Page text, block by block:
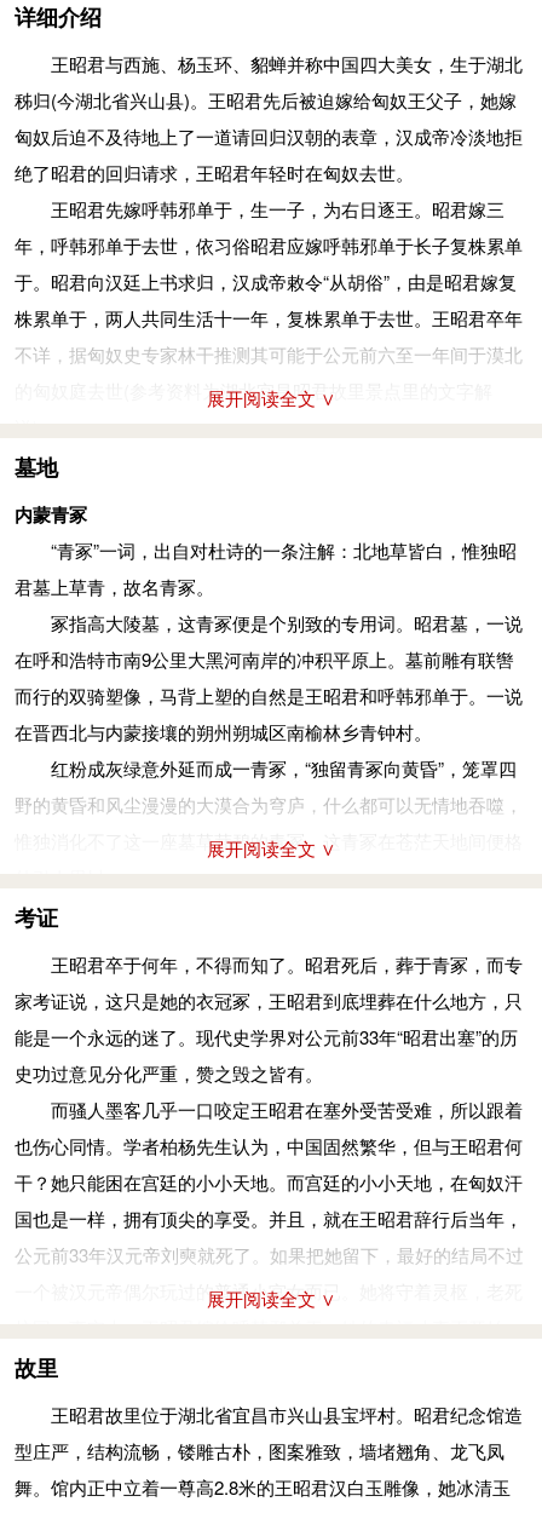
亲”的建议原本是汉高祖时娄敬德提出的，当时的形势是匈奴强
汉弱，吕后只有一女，不忍心将她远嫁番邦，因此和亲一直都是
挑一个宗室的女儿假做公主嫁出去的。不过这回，汉元帝决定挑
一个宫女给他。原因可能是汉元帝时已经汉强匈奴弱，没必要一
定挑皇亲国戚的女儿，皇亲国戚的女儿们毕竟不多，宫女则多的
是；再者，呼韩邪单于此时就在长安，让宗亲的女儿冒充公主，
这么的大事情怎么可能瞒得过他。
话说，汉元帝派人到后宫传话，宫女们在皇宫犹如鸟儿在樊
笼，都争着想出去，但一听是去荒漠遥远的匈奴，一个个起劲的
劲头顿时就没了，不甘心做白头宫女的王昭君毅然请命，自愿去
匈奴。传说中这里还发生了许多故事，比如画师毛延寿的事情
亲事件的重要性。
昭君出塞和亲时望着漫天黄沙，孤雁南飞，不觉幽思自叹，
无限感伤，便弹起琵琶，一首《出塞曲》寄托了浓厚的乡愁和一
丝憧憬，声声催人泪下，而南飞大雁望着惊艳的女子，听着凄婉
的琴声而扑落于平沙之上，遂成“平沙落雁”的千古绝唱。
“昭君出塞”是汉匈交往上的大事，《汉书.匈奴传》和《后汉
书.南匈奴传》都记载了这件事，尤以《后汉书》中的记载绘声绘
色：“昭君字嫱，南郡人也。初，元帝时，以良家子选入掖庭。
时，呼韩邪来朝，帝敕以宫女五人以赐之。昭君入宫数岁，不得
见御，积悲怨，乃请掖庭令求行。呼韩邪临辞大会，帝召五女以
阏氏子代立，欲妻之，昭君上书求归，成帝敕令从胡俗，遂复为
欲留之”等故事性情节非常传神，昭君之美跃然纸上。
婚后
王昭君抵达匈奴后，与呼韩邪单于非常恩爱，被封为“宁胡
阏氏”，并为呼韩邪单于生下一子，取名伊督智牙师，封为右日
逐王。婚后的第三年，即公元前31年，呼韩邪单于逝世。
大阏氏的长子雕陶莫皋继承了单于的职位，依照匈奴的礼
俗，王昭君成了雕陶莫皋的妻子。年轻的单于对王昭君更加怜
爱，夫妻生活十分恩爱甜蜜，接连生下两个女儿，长女叫云，次
女叫当，后来分别嫁给匈奴贵族。
雕陶莫皋与王昭君过了十一年的夫妻生活而去世，这时是汉
有婚姻的绊系，好整以暇地参予匈奴的政治活动，对于匈奴与汉
廷的友好关系，着实产生了不少沟通与调和的作用！
王昭君的兄弟被朝廷封为侯爵，多次奉命出使匈奴，与妹妹
见面，王昭君的两个女儿曾到长安皇宫侍候过太皇太后，这位太
详细介绍
王昭君与西施、杨玉环、貂蝉并称中国四大美女，生于湖北
秭归(今湖北省兴山县)。王昭君先后被迫嫁给匈奴王父子，她嫁
匈奴后迫不及待地上了一道请回归汉朝的表章，汉成帝冷淡地拒
绝了昭君的回归请求，王昭君年轻时在匈奴去世。
王昭君先嫁呼韩邪单于，生一子，为右日逐王。昭君嫁三
年，呼韩邪单于去世，依习俗昭君应嫁呼韩邪单于长子复株累单
于。昭君向汉廷上书求归，汉成帝敕令“从胡俗”，由是昭君嫁复
株累单于，两人共同生活十一年，复株累单于去世。王昭君卒年
不详，据匈奴史专家林干推测其可能于公元前六至一年间于漠北
的匈奴庭去世(参考资料为湖北宜昌昭君故里景点里的文字解
公元前31年，呼韩邪单于去世，留下一子，名伊屠智伢师，
展开阅读全文 ∨
墓地
内蒙青冢
“青冢”一词，出自对杜诗的一条注解：北地草皆白，惟独昭
君墓上草青，故名青冢。
冢指高大陵墓，这青冢便是个别致的专用词。昭君墓，一说
在呼和浩特市南9公里大黑河南岸的冲积平原上。墓前雕有联辔
而行的双骑塑像，马背上塑的自然是王昭君和呼韩邪单于。一说
在晋西北与内蒙接壤的朔州朔城区南榆林乡青钟村。
红粉成灰绿意外延而成一青冢，“独留青冢向黄昏”，笼罩四
野的黄昏和风尘漫漫的大漠合为穹庐，什么都可以无情地吞噬，
惟独消化不了这一座墓草茸碧的青冢，这青冢在苍茫天地间便格
塑像底座上是蒙汉两种文字镌刻的“和亲”二字。当年打不过
塞外青冢
形颜开道：从来塞外荒无烟，此地美景胜关南。真天造百世福地
漫漫长途，历时一年有余，方到呼市，一路胡歌茄声，深受
胡民欢迎。呼韩邪单于举行盛大国庆，封昭君为宁胡阏氏，即胡
汉友好皇后。
昭君出塞和亲，化干戈为玉帛。消除了战事，为两国开创了
展开阅读全文 ∨
考证
王昭君卒于何年，不得而知了。昭君死后，葬于青冢，而专
家考证说，这只是她的衣冠冢，王昭君到底埋葬在什么地方，只
能是一个永远的迷了。现代史学界对公元前33年“昭君出塞”的历
史功过意见分化严重，赞之毁之皆有。
而骚人墨客几乎一口咬定王昭君在塞外受苦受难，所以跟着
也伤心同情。学者柏杨先生认为，中国固然繁华，但与王昭君何
干？她只能困在宫廷的小小天地。而宫廷的小小天地，在匈奴汗
国也是一样，拥有顶尖的享受。并且，就在王昭君辞行后当年，
公元前33年汉元帝刘奭就死了。如果把她留下，最好的结局不过
一个被汉元帝偶尔玩过的普通小宫女而已。她将守着灵枢，老死
她成为匈奴汗国单于最宠爱的妃妾，因她的花容美貌和她的来自
展开阅读全文 ∨
故里
王昭君故里位于湖北省宜昌市兴山县宝坪村。昭君纪念馆造
型庄严，结构流畅，镂雕古朴，图案雅致，墙堵翘角、龙飞凤
舞。馆内正中立着一尊高2.8米的王昭君汉白玉雕像，她冰清玉